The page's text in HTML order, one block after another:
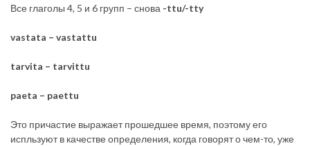
Все глаголы 4, 5 и 6 групп – снова -ttu/-tty
vastata – vastattu
tarvita – tarvittu
paeta – paettu
Это причастие выражает прошедшее время, поэтому его
испльзуют в качестве определения, когда говорят о чем-то, уже